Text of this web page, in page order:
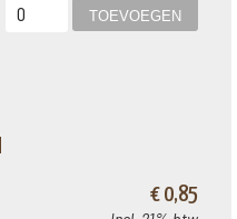
€ 0,85